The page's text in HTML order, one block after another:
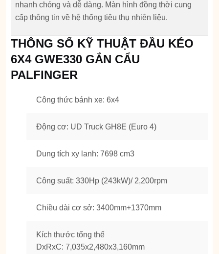
nhanh chóng và dễ dàng. Màn hình đồng thời cung
cấp thông tin về hệ thống tiêu thụ nhiên liệu.
THÔNG SỐ KỸ THUẬT ĐẦU KÉO
6X4 GWE330 GẮN CẨU
PALFINGER
Công thức bánh xe: 6x4
Động cơ: UD Truck GH8E (Euro 4)
Dung tích xy lanh: 7698 cm3
Công suất: 330Hp (243kW)/ 2,200rpm
Chiều dài cơ sở: 3400mm+1370mm
Kích thước tổng thể
DxRxC: 7,035x2,480x3,160mm